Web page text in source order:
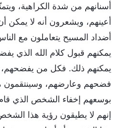
أسنانهم من شدة الكراهية،
أعينهم، ويشعرون أنه لا يمكن
أضداد المسيح يتعاملون مع
يمكنهم قبول كلام الله الذي
يمكنهم ذلك. فكل من يفضحهم،
فضحهم وعارضهم، وسينتقمون
بوسعهم إخفاء الشخص الذي
إنهم لا يطيقون رؤية هذا